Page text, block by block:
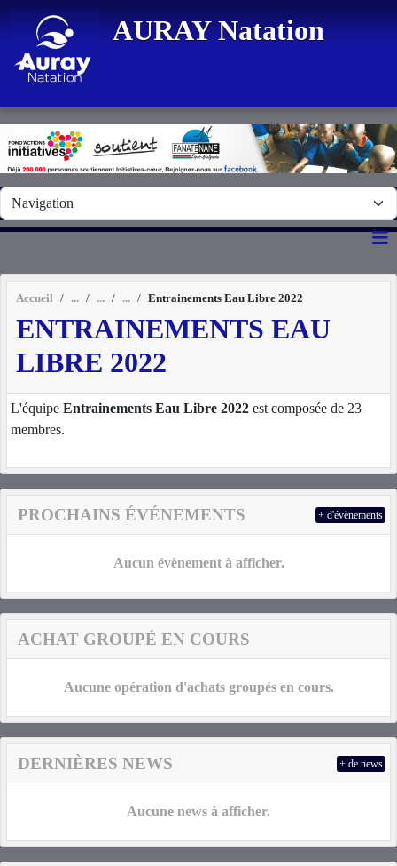
AURAY Natation
Accueil Entrainements Eau Libre 2022
ENTRAINEMENTS EAU
LIBRE 2022
L'équipe Entrainements Eau Libre 2022 est composée de 23
membres.
PROCHAINS ÉVÉNEMENTS
Aucun évènement à afficher.
+ d'évènements
ACHAT GROUPÉ EN COURS
Aucune opération d'achats groupés en cours.
DERNIÈRES NEWS
Aucune news à afficher.
+ de news
Panneau de gestion des cookies